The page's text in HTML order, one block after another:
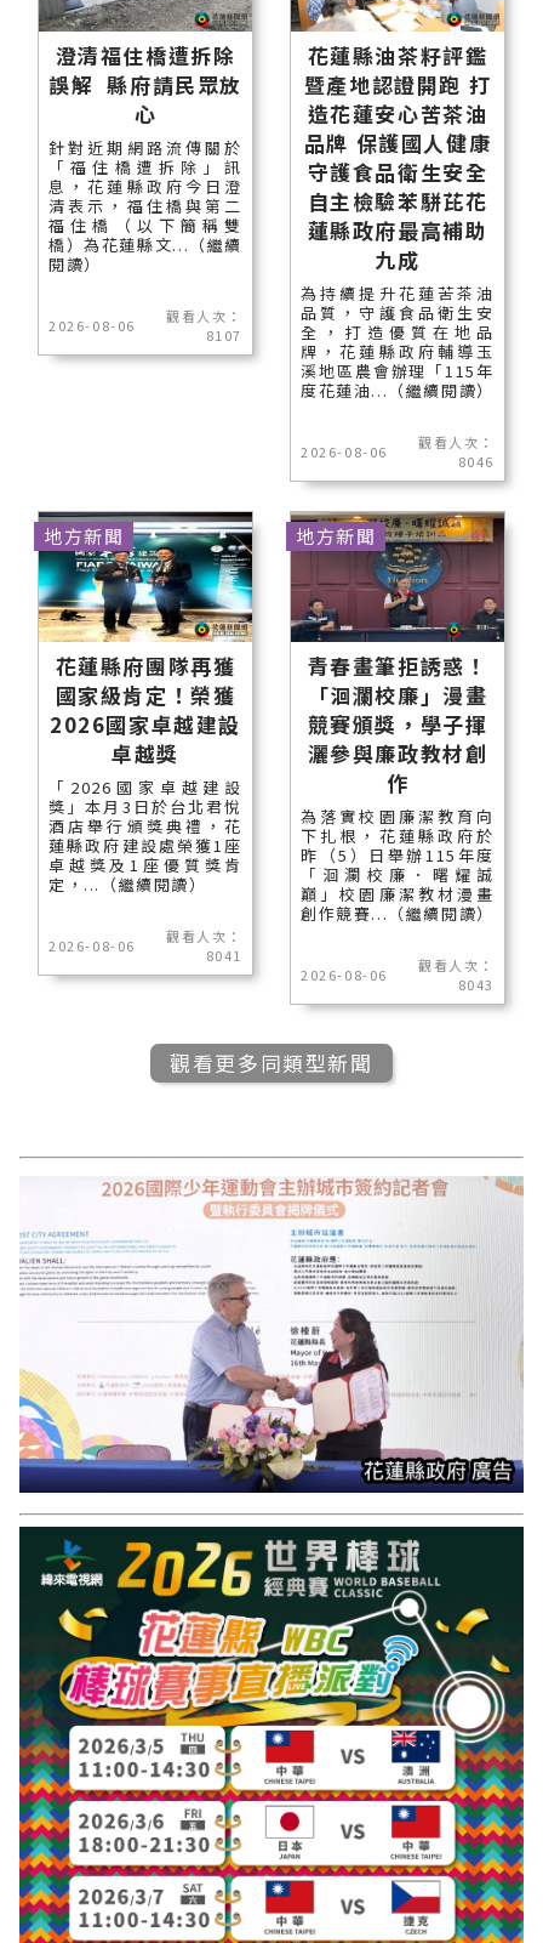
澄清福住橋遭拆除
誤解 縣府請民眾放
心
針對近期網路流傳關於
「福住橋遭拆除」訊
息，花蓮縣政府今日澄
清表示，福住橋與第二
福住橋（以下簡稱雙
橋）為花蓮縣文...（繼續
閱讀）
2026-08-06
觀看人次：
8107
花蓮縣油茶籽評鑑
暨產地認證開跑 打
造花蓮安心苦茶油
品牌 保護國人健康
守護食品衛生安全
自主檢驗苯駢芘花
蓮縣政府最高補助
九成
為持續提升花蓮苦茶油
品質，守護食品衛生安
全，打造優質在地品
牌，花蓮縣政府輔導玉
溪地區農會辦理「115年
度花蓮油...（繼續閱讀）
2026-08-06
觀看人次：
8046
花蓮縣府團隊再獲
國家級肯定！榮獲
2026國家卓越建設
卓越獎
「2026國家卓越建設
獎」本月3日於台北君悅
酒店舉行頒獎典禮，花
蓮縣政府建設處榮獲1座
卓越獎及1座優質獎肯
定，...（繼續閱讀）
2026-08-06
觀看人次：
8041
地方新聞
青春畫筆拒誘惑！
「洄瀾校廉」漫畫
競賽頒獎，學子揮
灑參與廉政教材創
作
為落實校園廉潔教育向
下扎根，花蓮縣政府於
昨（5）日舉辦115年度
「洄瀾校廉．曙耀誠
巔」校園廉潔教材漫畫
創作競賽...（繼續閱讀）
2026-08-06
觀看人次：
8043
地方新聞
觀看更多同類型新聞